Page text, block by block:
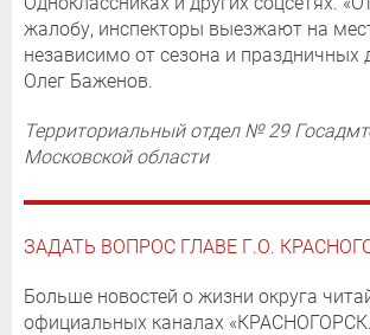
жалобу, инспекторы выезжают на
независимо от сезона и праздничных
Олег Баженов.
Территориальный отдел № 29
Московской области
ЗАДАТЬ ВОПРОС ГЛАВЕ Г.О.
Больше новостей о жизни округа
официальных каналах